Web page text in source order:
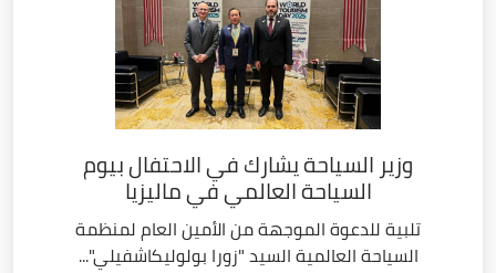
وزير السياحة يشارك في الاحتفال بيوم
السياحة العالمي في ماليزيا
تلبية للدعوة الموجهة من الأمين العام لمنظمة
السياحة العالمية السيد "زورا بولوليكاشفيلي"...